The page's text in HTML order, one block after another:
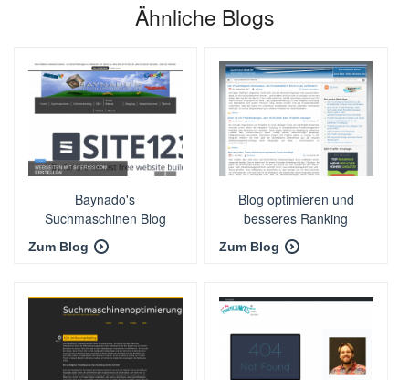
Ähnliche Blogs
Baynado's
Suchmaschinen Blog
Zum Blog
Blog optimieren und
besseres Ranking
Zum Blog